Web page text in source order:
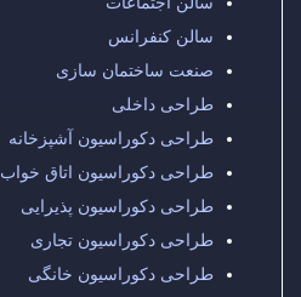
سالن کنفرانس
صنعت ساختمان سازی
طراحی داخلی
طراحی دکوراسیون آشپزخانه
طراحی دکوراسیون اتاق خواب
طراحی دکوراسیون پذیرایی
طراحی دکوراسیون تجاری
طراحی دکوراسیون خانگی